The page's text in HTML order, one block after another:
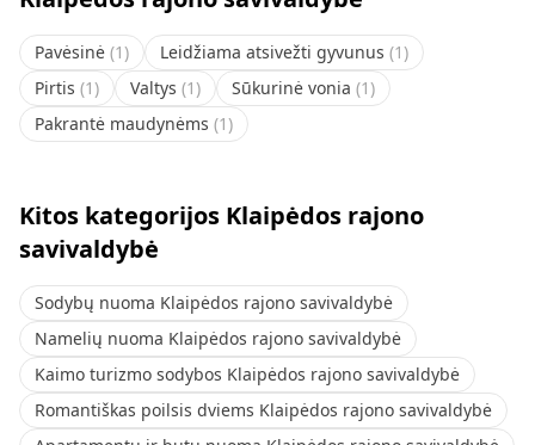
Pavėsinė (1) Leidžiama atsivežti gyvunus (1)
Pirtis (1) Valtys (1) Sūkurinė vonia (1)
Pakrantė maudynėms (1)
Kitos kategorijos Klaipėdos rajono
savivaldybė
Sodybų nuoma Klaipėdos rajono savivaldybė
Namelių nuoma Klaipėdos rajono savivaldybė
Kaimo turizmo sodybos Klaipėdos rajono savivaldybė
Romantiškas poilsis dviems Klaipėdos rajono savivaldybė